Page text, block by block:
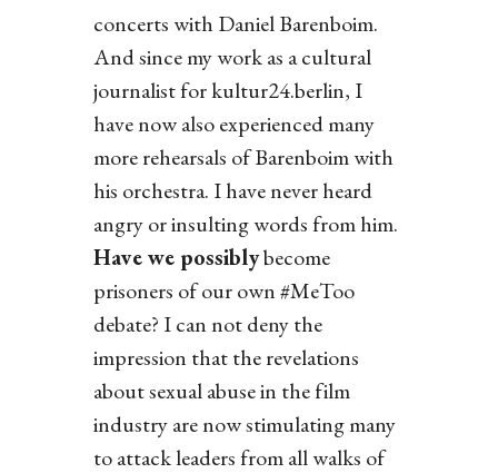
concerts with Daniel Barenboim.
And since my work as a cultural
journalist for kultur24.berlin, I
have now also experienced many
more rehearsals of Barenboim with
his orchestra. I have never heard
angry or insulting words from him.
Have we possiblybecome
prisoners of our own #MeToo
debate? I can not deny the
impression that the revelations
about sexual abuse in the film
industry are now stimulating many
to attack leaders from all walks of